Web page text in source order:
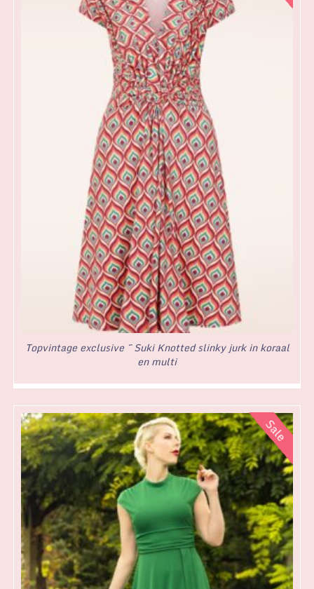
Topvintage exclusive ~ Suki Knotted slinky jurk in koraal
en multi